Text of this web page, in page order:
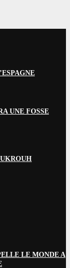
UNE FOSSE
LE MONDE A